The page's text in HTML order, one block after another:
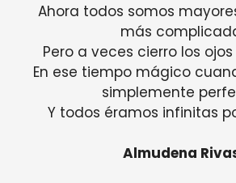
Ahora todos somos
más
Pero a veces cierro los
En ese tiempo mágico
simplemente
Y todos éramos infinitas
Almudena